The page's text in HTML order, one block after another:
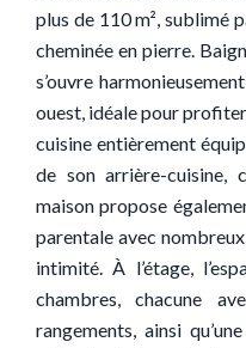
plus de 110 m², sublimé
cheminée en pierre.
s’ouvre
ouest, idéale pour
cuisine entièrement
de son arrière-cuisine,
maison propose
parentale avec
intimité. À l’étage,
chambres, chacune
rangements, ainsi